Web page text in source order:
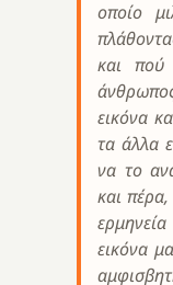
οποίο
και
εικόνα
τα άλλα
να το
και
εικόνα